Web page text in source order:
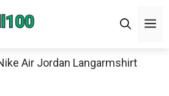
Air Jordan Langarmshirt